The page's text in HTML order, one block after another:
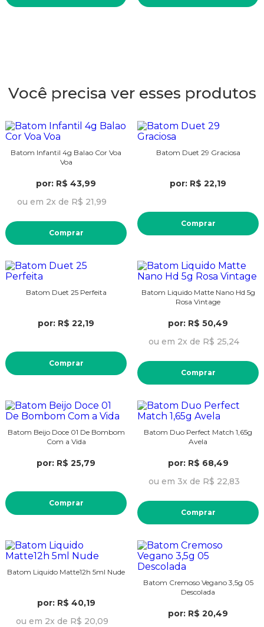
Você precisa ver esses produtos
Batom Infantil 4g Balao Cor Voa
Voa
por: R$ 43,99
ou em 2x de R$ 21,99
Comprar
Batom Duet 29 Graciosa
por: R$ 22,19
Comprar
Batom Duet 25 Perfeita
por: R$ 22,19
Comprar
Batom Liquido Matte Nano Hd 5g
Rosa Vintage
por: R$ 50,49
ou em 2x de R$ 25,24
Comprar
Batom Beijo Doce 01 De Bombom
Com a Vida
por: R$ 25,79
Comprar
Batom Duo Perfect Match 1,65g
Avela
por: R$ 68,49
ou em 3x de R$ 22,83
Comprar
Batom Liquido Matte12h 5ml Nude
por: R$ 40,19
ou em 2x de R$ 20,09
Batom Cremoso Vegano 3,5g 05
Descolada
por: R$ 20,49